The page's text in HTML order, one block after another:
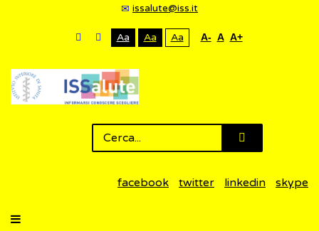
issalute@iss.it
Aa Aa Aa A- A A+
facebook twitter linkedin skype